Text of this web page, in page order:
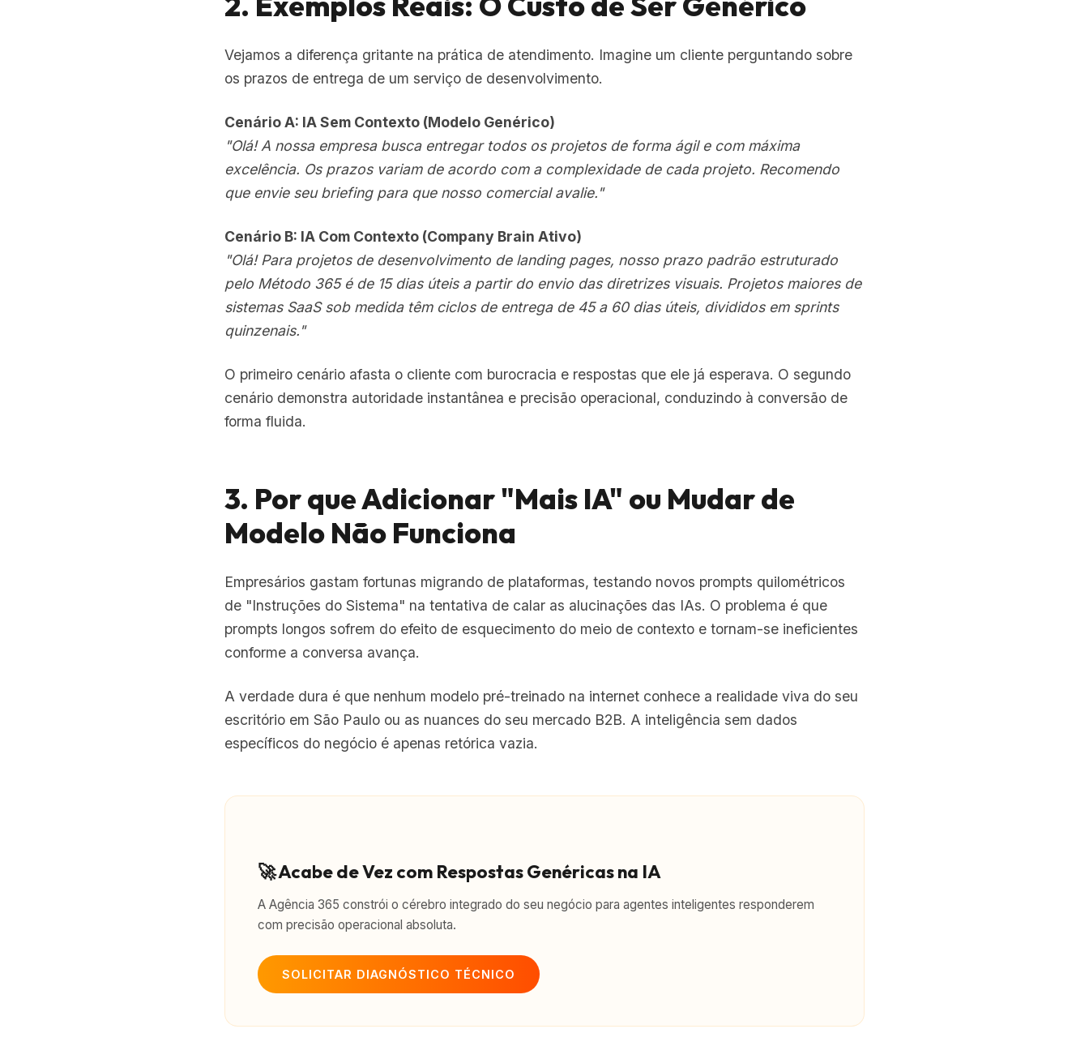
Vejamos a diferença gritante na prática de atendimento. Imagine um cliente perguntando sobre
os prazos de entrega de um serviço de desenvolvimento.
Cenário A: IA Sem Contexto (Modelo Genérico)
"Olá! A nossa empresa busca entregar todos os projetos de forma ágil e com máxima
excelência. Os prazos variam de acordo com a complexidade de cada projeto. Recomendo
que envie seu briefing para que nosso comercial avalie."
Cenário B: IA Com Contexto (Company Brain Ativo)
"Olá! Para projetos de desenvolvimento de landing pages, nosso prazo padrão estruturado
pelo Método 365 é de 15 dias úteis a partir do envio das diretrizes visuais. Projetos maiores de
sistemas SaaS sob medida têm ciclos de entrega de 45 a 60 dias úteis, divididos em sprints
quinzenais."
O primeiro cenário afasta o cliente com burocracia e respostas que ele já esperava. O segundo
cenário demonstra autoridade instantânea e precisão operacional, conduzindo à conversão de
forma fluida.
3. Por que Adicionar "Mais IA" ou Mudar de
Modelo Não Funciona
Empresários gastam fortunas migrando de plataformas, testando novos prompts quilométricos
de "Instruções do Sistema" na tentativa de calar as alucinações das IAs. O problema é que
prompts longos sofrem do efeito de esquecimento do meio de contexto e tornam-se ineficientes
conforme a conversa avança.
A verdade dura é que nenhum modelo pré-treinado na internet conhece a realidade viva do seu
escritório em São Paulo ou as nuances do seu mercado B2B. A inteligência sem dados
específicos do negócio é apenas retórica vazia.
🚀 Acabe de Vez com Respostas Genéricas na IA
A Agência 365 constrói o cérebro integrado do seu negócio para agentes inteligentes responderem
com precisão operacional absoluta.
SOLICITAR DIAGNÓSTICO TÉCNICO